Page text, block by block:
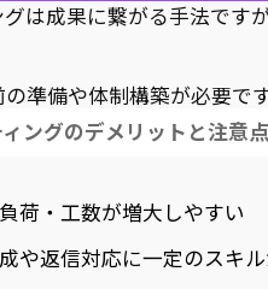
は成果に繋がる手法です
準備や体制構築が必要で
ングのデメリットと注意
荷・工数が増大しやすい
や返信対応に一定のスキ